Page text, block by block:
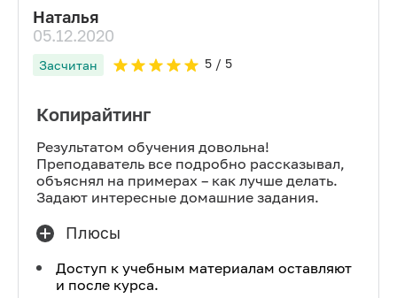
Наталья
05.12.2020
Засчитан 5/ 5
Копирайтинг
Результатом обучения довольна!
Преподаватель все подробно рассказывал,
объяснял на примерах – как лучше делать.
Задают интересные домашние задания.
Плюсы
Доступ к учебным материалам оставляют
и после курса.